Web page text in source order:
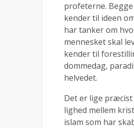
profeterne.
kender til ideen
har tanker om
mennesket skal
kender til
dommedag,
helvedet.
Det er lige præcist
lighed mellem
islam som har